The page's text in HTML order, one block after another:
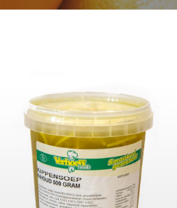
Kippensoep
Soepen